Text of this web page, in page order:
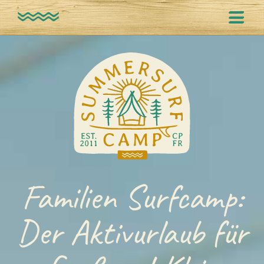
SPECIALS
SURFCAMP
SURFKURS
TEAM
PREISE
Familien Surfcamp:
Der Aktivurlaub für